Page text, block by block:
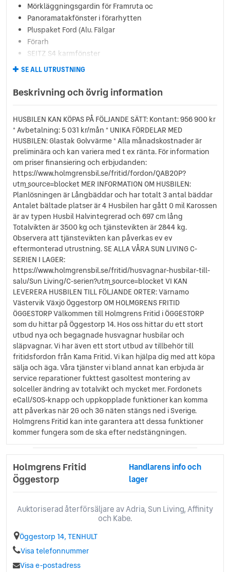
Mörkläggningsgardin för Framruta oc
Panoramatakfönster i förarhytten
Pluspaket Ford (Alu. Fälgar
Förarh
SEITZ S4 karmfönster
Stänkskydd bak
Truma digital kontrollpanel
TV-hållare
Uppvärmt lastutrymme
Värmepanna Truma Combi 6E med inbyg
Överdrag säng
SE ALL UTRUSTNING
Beskrivning och övrig information
HUSBILEN KAN KÖPAS PÅ FÖLJANDE SÄTT: Kontant: 956 900 kr
* Avbetalning: 5 031 kr/mån * UNIKA FÖRDELAR MED
HUSBILEN: Glastak Golvvärme * Alla månadskostnader är
preliminära och kan variera med t ex ränta. För information
om priser finansiering och erbjudanden:
https://www.holmgrensbil.se/fritid/fordon/QAB20P?
utm_source=blocket MER INFORMATION OM HUSBILEN:
Planlösningen är Långbäddar och har totalt 3 antal bäddar
Antalet bältade platser är 4 Husbilen har gått 0 mil Karossen
är av typen Husbil Halvintegrerad och 697 cm lång
Totalvikten är 3500 kg och tjänstevikten är 2844 kg.
Observera att tjänstevikten kan påverkas ev ev
eftermonterad utrustning. SE ALLA VÅRA SUN LIVING C-
SERIEN I LAGER:
https://www.holmgrensbil.se/fritid/husvagnar-husbilar-till-
salu/Sun Living/C-serien?utm_source=blocket VI KAN
LEVERERA HUSBILEN TILL FÖLJANDE ORTER: Värnamo
Västervik Växjö Öggestorp OM HOLMGRENS FRITID
ÖGGESTORP Välkommen till Holmgrens Fritid i ÖGGESTORP
som du hittar på Öggestorp 14. Hos oss hittar du ett stort
utbud nya och begagnade husvagnar husbilar och
släpvagnar. Vi har även ett stort utbud av tillbehör till
fritidsfordon från Kama Fritid. Vi kan hjälpa dig med att köpa
sälja och äga. Våra tjänster vi bland annat kan erbjuda är
service reparationer fukttest gasoltest montering av
solceller ändring av totalvikt och mycket mer. Fordonets
eCall/SOS-knapp och uppkopplade funktioner kan komma
att påverkas när 2G och 3G näten stängs ned i Sverige.
Holmgrens Fritid kan inte garantera att dessa funktioner
kommer fungera som de ska efter nedstängningen.
Holmgrens Fritid
Öggestorp
Handlarens info och
lager
Auktoriserad återförsäljare av Adria, Sun Living, Affinity
och Kabe.
Öggestorp 14, TENHULT
Visa telefonnummer
Visa e-postadress